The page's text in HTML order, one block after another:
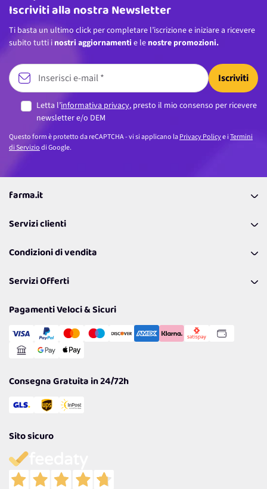
Iscriviti alla nostra Newsletter
Ti basta un ultimo click per completare l’iscrizione e iniziare a ricevere
subito tutti i nostri aggiornamenti e le nostre promozioni.
Iscriviti
Letta l’informativa privacy, presto il mio consenso per ricevere
newsletter e/o DEM
Questo form è protetto da reCAPTCHA - vi si applicano laPrivacy Policye iTermini
di Serviziodi Google.
farma.it
Coupon
Lavora con noi
Politiche per la parità di genere
Servizi clienti
Richiamami
Resi
Condizioni di vendita
Spedizioni
Cookie Policy
Gestisci Cookie
Servizi Offerti
Reso Facile e Veloce
Pagamenti Veloci & Sicuri
Consegna Gratuita in 24/72h
Sito sicuro